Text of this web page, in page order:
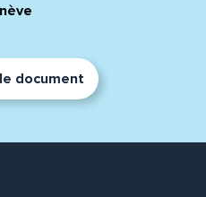
document